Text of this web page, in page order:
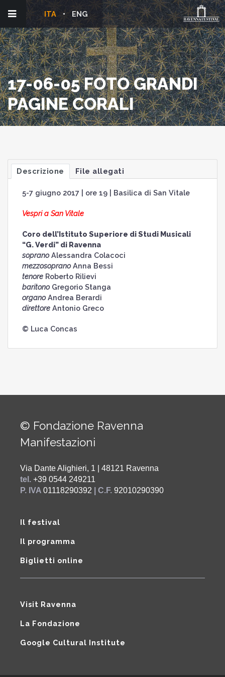
ENG
ITA
17-06-05 FOTO GRANDI
PAGINE CORALI
Descrizione File allegati
5-7 giugno 2017 | ore 19 | Basilica di San Vitale
Vespri a San Vitale
Coro dell’Istituto Superiore di Studi Musicali
“G. Verdi” di Ravenna
sopranoAlessandra Colacoci
mezzosopranoAnna Bessi
tenoreRoberto Rilievi
baritonoGregorio Stanga
organoAndrea Berardi
direttoreAntonio Greco
© Luca Concas
© Fondazione Ravenna
Manifestazioni
Via Dante Alighieri, 1 | 48121 Ravenna
tel. +39 0544 249211
P. IVA 01118290392 | C.F. 92010290390
Il festival
Il programma
Biglietti online
Visit Ravenna
La Fondazione
Google Cultural Institute